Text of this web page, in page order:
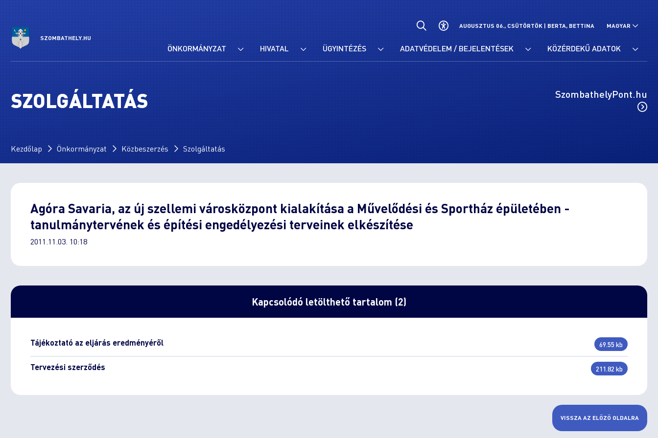
SZOMBATHELY.HU
AUGUSZTUS 06., CSÜTÖRTÖK |BERTA, BETTINA MAGYAR
ÖNKORMÁNYZAT HIVATAL ÜGYINTÉZÉS ADATVÉDELEM / BEJELENTÉSEK KÖZÉRDEKŰ ADATOK
SZOLGÁLTATÁS SzombathelyPont.hu
Kezdőlap Önkormányzat Közbeszerzés Szolgáltatás
Agóra Savaria, az új szellemi városközpont kialakítása a Művelődési és Sportház épületében -
tanulmánytervének és építési engedélyezési terveinek elkészítése
2011.11.03. 10:18
Kapcsolódó letölthető tartalom (2)
Tájékoztató az eljárás eredményéről 69.55 kb
Tervezési szerződés 211.82 kb
VISSZA AZ ELŐZŐ OLDALRA